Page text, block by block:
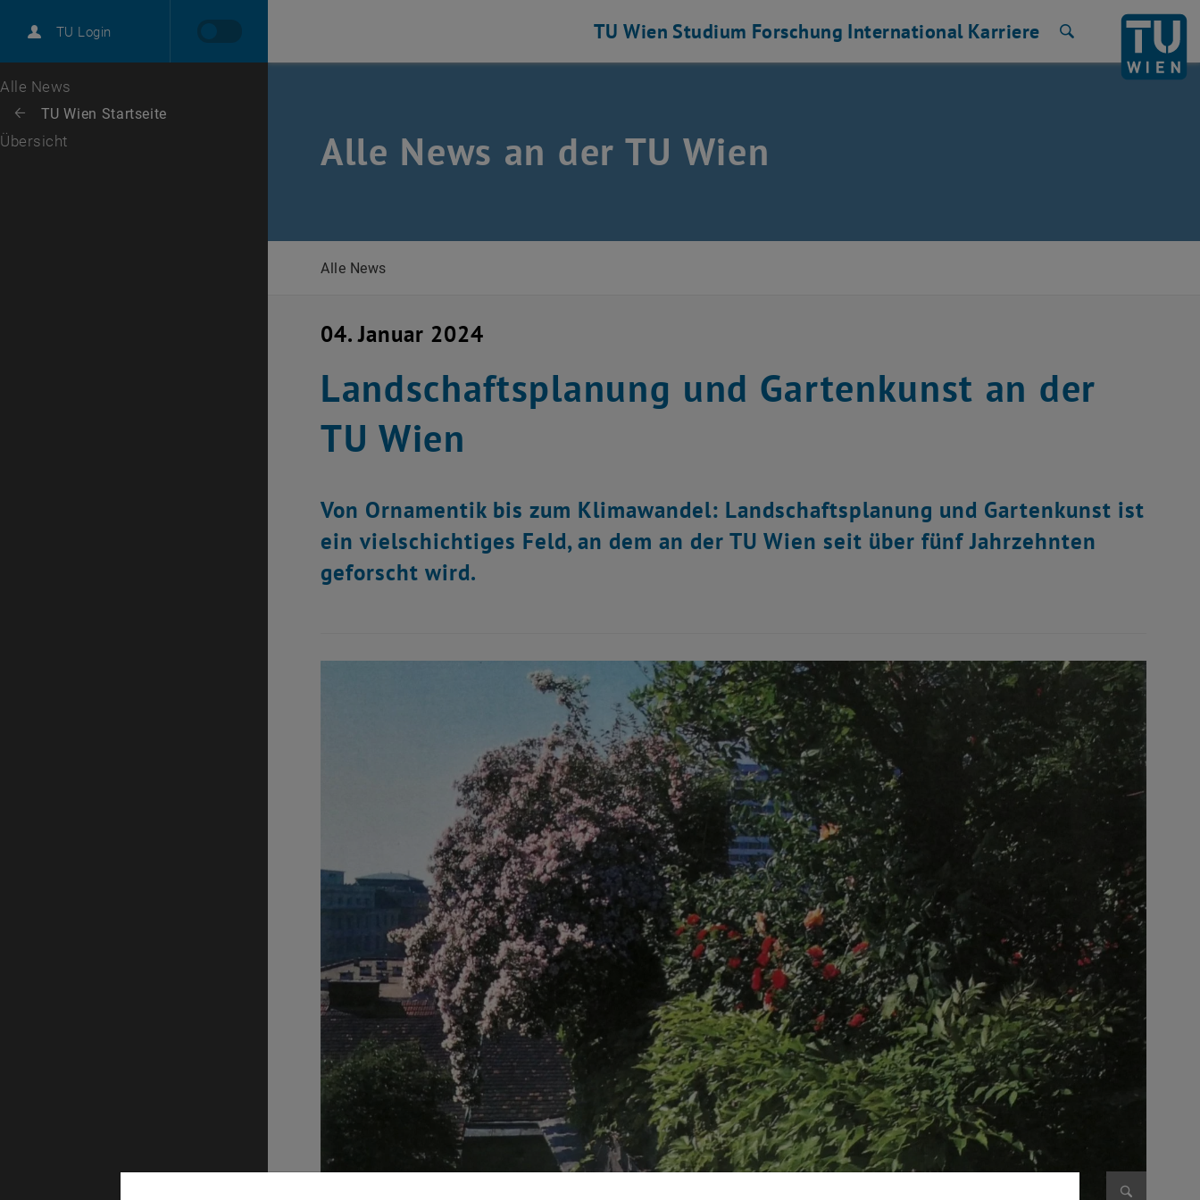
TU Login
Karriere
Zur 1. Menü Ebene
Alle News
Zurück: Subseiten von TU Wien Startseite auflisten
Zurück zur letzten Ebene:
TU Wien Startseite
Übersicht
TU Wien Studium Forschung International Karriere
Alle News an der TU Wien
Alle News
04. Januar 2024
Landschaftsplanung und Gartenkunst an der
TU Wien
Von Ornamentik bis zum Klimawandel: Landschaftsplanung und Gartenkunst ist
ein vielschichtiges Feld, an dem an der TU Wien seit über fünf Jahrzehnten
geforscht wird.